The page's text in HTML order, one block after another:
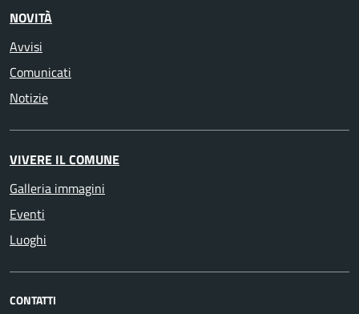
NOVITÀ
Avvisi
Comunicati
Notizie
VIVERE IL COMUNE
Galleria immagini
Eventi
Luoghi
CONTATTI